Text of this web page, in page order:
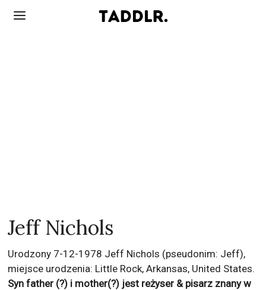
Jeff Nichols
Urodzony 7-12-1978 Jeff Nichols (pseudonim: Jeff),
miejsce urodzenia: Little Rock, Arkansas, United States.
Syn father (?) i mother(?) jest reżyser & pisarz znany w